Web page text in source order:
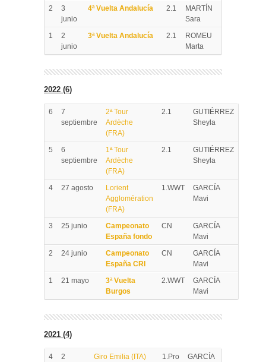
2
3
junio
4ª Vuelta Andalucía 2.1
MARTÍN
Sara
1
2
junio
3ª Vuelta Andalucía 2.1
ROMEU
Marta
2022 (6)
6
7
septiembre
2ª Tour
Ardèche
(FRA)
2.1
GUTIÉRREZ
Sheyla
5
6
septiembre
1ª Tour
Ardèche
(FRA)
2.1
GUTIÉRREZ
Sheyla
4 27 agosto
Lorient
Agglomération
(FRA)
1.WWT
GARCÍA
Mavi
3 25 junio
Campeonato
España fondo
CN
GARCÍA
Mavi
2
24 junio
Campeonato
España CRI
CN
GARCÍA
Mavi
1
21 mayo
3ª Vuelta
Burgos
2.WWT
GARCÍA
Mavi
2021 (4)
4
2
Giro Emilia (ITA) 1.Pro
GARCÍA